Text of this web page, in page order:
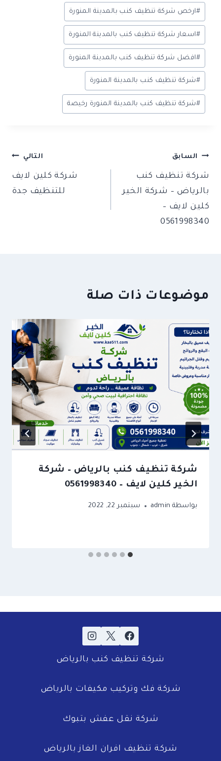
وسوم
المقال:
#ارخص شركة تنظيف كنب بالمدينة المنورة
#اسعار شركة تنظيف كنب بالمدينة المنورة
#افضل شركة تنظيف كنب بالمدينة المنورة
#شركة تنظيف كنب بالمدينة المنورة
#شركة تنظيف كنب بالمدينة المنورة رخيصة
تصفّح
المقالات
السابق
شركة تنظيف كنب
بالرياض – شركة الخير
كلين لايف –
0561998340
التالي
شركة كلين لايف
للتنظيف جدة
موضوعات ذات صلة
شركة تنظيف كنب بالرياض – شركة
الخير كلين لايف – 0561998340
بواسطة admin سبتمبر 22, 2022
شركة تنظيف كنب بالرياض
شركة فك وتركيب مكيفات بالرياض
شركة نقل عفش بتبوك
شركة تنظيف افران الغاز بالرياض